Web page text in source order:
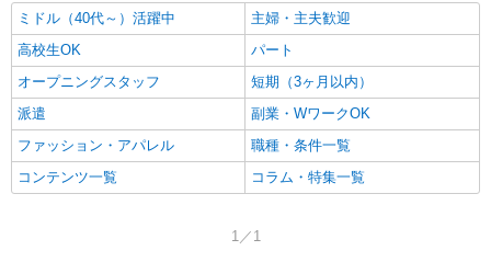
ミドル（40代～）活躍中
主婦・主夫歓迎
高校生OK
パート
オープニングスタッフ
短期（3ヶ月以内）
派遣
副業・WワークOK
ファッション・アパレル
職種・条件一覧
コンテンツ一覧
コラム・特集一覧
1／1